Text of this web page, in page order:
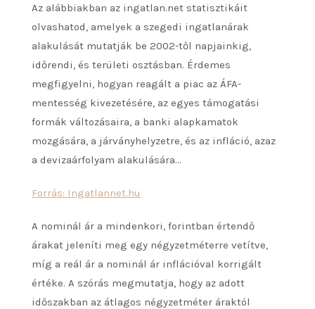
Az alábbiakban az ingatlan.net statisztikáit
olvashatod, amelyek a szegedi ingatlanárak
alakulását mutatják be 2002-től napjainkig,
időrendi, és területi osztásban. Érdemes
megfigyelni, hogyan reagált a piac az ÁFA-
mentesség kivezetésére, az egyes támogatási
formák változásaira, a banki alapkamatok
mozgására, a járványhelyzetre, és az infláció, azaz
a devizaárfolyam alakulására…
Forrás: Ingatlannet.hu
A nominál ár a mindenkori, forintban értendő
árakat jeleníti meg egy négyzetméterre vetítve,
míg a reál ár a nominál ár inflációval korrigált
értéke. A szórás megmutatja, hogy az adott
időszakban az átlagos négyzetméter áraktól